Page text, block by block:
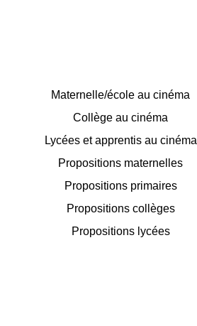
Maternelle/école au cinéma
Collège au cinéma
Lycées et apprentis au cinéma
Propositions maternelles
Propositions primaires
Propositions collèges
Propositions lycées